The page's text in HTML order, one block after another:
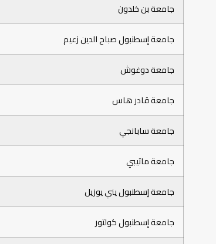
جامعة بن خلدون
جامعة إسطنبول صباح الدين زعيم
جامعة دوغوش
جامعة قادر هاس
جامعة سابانجي
جامعة ماتيبي
جامعة إسطنبول يني يوزيل
جامعة إسطنبول كولتور